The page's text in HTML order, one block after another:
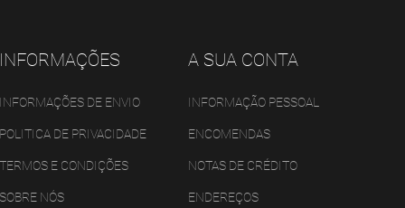
INFORMAÇÕES
INFORMAÇÕES DE ENVIO
POLITICA DE PRIVACIDADE
TERMOS E CONDIÇÕES
SOBRE NÓS
A SUA CONTA
INFORMAÇÃO PESSOAL
ENCOMENDAS
NOTAS DE CRÉDITO
ENDEREÇOS